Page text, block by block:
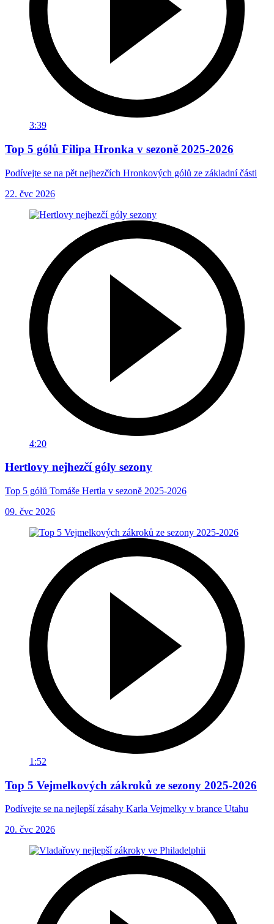
3:39
Top 5 gólů Filipa Hronka v sezoně 2025-2026
Podívejte se na pět nejhezčích Hronkových gólů ze základní části
22. čvc 2026
4:20
Hertlovy nejhezčí góly sezony
Top 5 gólů Tomáše Hertla v sezoně 2025-2026
09. čvc 2026
1:52
Top 5 Vejmelkových zákroků ze sezony 2025-2026
Podívejte se na nejlepší zásahy Karla Vejmelky v brance Utahu
20. čvc 2026